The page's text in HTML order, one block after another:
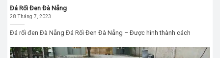
Đá Rối Đen Đà Nẵng
28 Tháng 7, 2023
Đá rối đen Đà Nẵng Đá Rối Đen Đà Nẵng – Được hình thành cách